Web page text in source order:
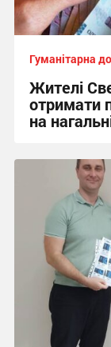
Гуманітарна
Жителі
отримати
на
14:30 вчора